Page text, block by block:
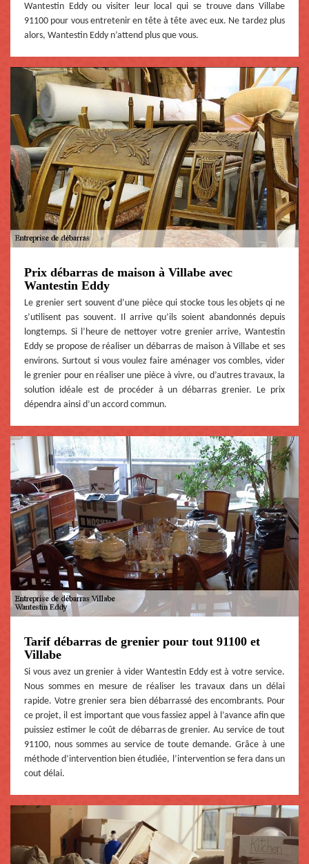
Wantestin Eddy ou visiter leur local qui se trouve dans Villabe
91100 pour vous entretenir en tête à tête avec eux. Ne tardez plus
alors, Wantestin Eddy n’attend plus que vous.
Prix débarras de maison à Villabe avec
Wantestin Eddy
Le grenier sert souvent d’une pièce qui stocke tous les objets qi ne
s’utilisent pas souvent. Il arrive qu’ils soient abandonnés depuis
longtemps. Si l’heure de nettoyer votre grenier arrive, Wantestin
Eddy se propose de réaliser un débarras de maison à Villabe et ses
environs. Surtout si vous voulez faire aménager vos combles, vider
le grenier pour en réaliser une pièce à vivre, ou d’autres travaux, la
solution idéale est de procéder à un débarras grenier. Le prix
dépendra ainsi d’un accord commun.
Tarif débarras de grenier pour tout 91100 et
Villabe
Si vous avez un grenier à vider Wantestin Eddy est à votre service.
Nous sommes en mesure de réaliser les travaux dans un délai
rapide. Votre grenier sera bien débarrassé des encombrants. Pour
ce projet, il est important que vous fassiez appel à l’avance afin que
puissiez estimer le coût de débarras de grenier. Au service de tout
91100, nous sommes au service de toute demande. Grâce à une
méthode d’intervention bien étudiée, l’intervention se fera dans un
cout délai.